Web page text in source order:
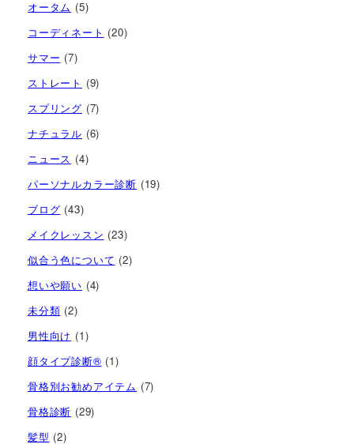
オータム (5)
コーディネート (20)
サマー (7)
ストレート (9)
スプリング (7)
ナチュラル (6)
ニュース (4)
パーソナルカラー診断 (19)
ブログ (43)
メイクレッスン (23)
似合う色について (2)
想いや願い (4)
未分類 (2)
男性向け (1)
顔タイプ診断®︎ (1)
骨格別お勧めアイテム (7)
骨格診断 (29)
髪型 (2)